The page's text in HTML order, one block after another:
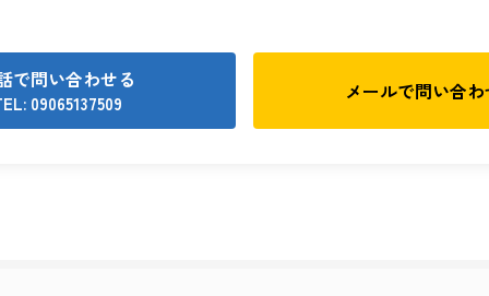
で問い合わせる
09065137509 メールで問い合